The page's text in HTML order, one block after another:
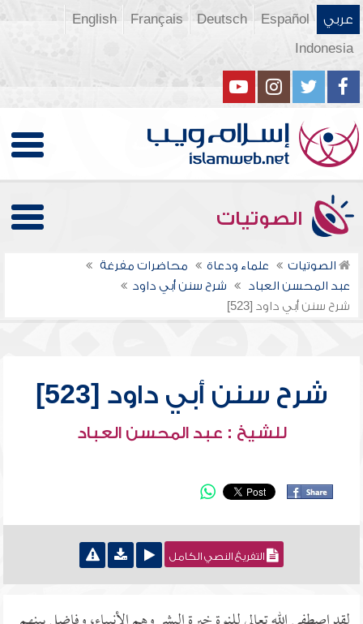
عربي Español
Deutsch
Français
English
Indonesia
الصوتيات
الصوتيات علماء ودعاة
محاضرات مفرغة
عبد المحسن العباد
شرح سنن أبي داود
شرح سنن أبي داود [523]
شرح سنن أبي داود [523]
للشيخ : عبد المحسن العباد
التفريغ النصي الكامل